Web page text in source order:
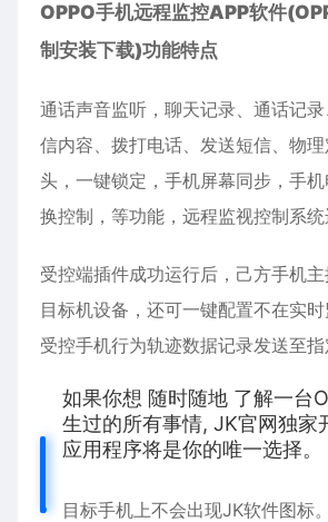
OPPO手机远程监控APP软件(
制安装下载)功能特点
通话声音监听，聊天记录、通话记录
信内容、拨打电话、发送短信、物
头，一键锁定，手机屏幕同步，手
换控制，等功能，远程监视控制系统
受控端插件成功运行后，己方手机
目标机设备，还可一键配置不在实
受控手机行为轨迹数据记录发送至指
如果你想 随时随地 了解一台
生过的所有事情, JK官网独家
应用程序将是你的唯一选择。
目标手机上不会出现JK软件图标。